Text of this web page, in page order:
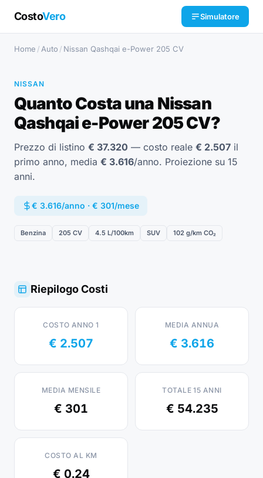
CostoVero Simulatore
Home / Auto / Nissan Qashqai e-Power 205 CV
NISSAN
Quanto Costa una Nissan
Qashqai e-Power 205 CV?
Prezzo di listino € 37.320 — costo reale € 2.507 il
primo anno, media € 3.616/anno. Proiezione su 15
anni.
€ 3.616/anno · € 301/mese
Benzina 205 CV 4.5 L/100km SUV 102 g/km CO₂
Riepilogo Costi
COSTO ANNO 1
€ 2.507
MEDIA ANNUA
€ 3.616
MEDIA MENSILE
€ 301
TOTALE 15 ANNI
€ 54.235
COSTO AL KM
€ 0.24